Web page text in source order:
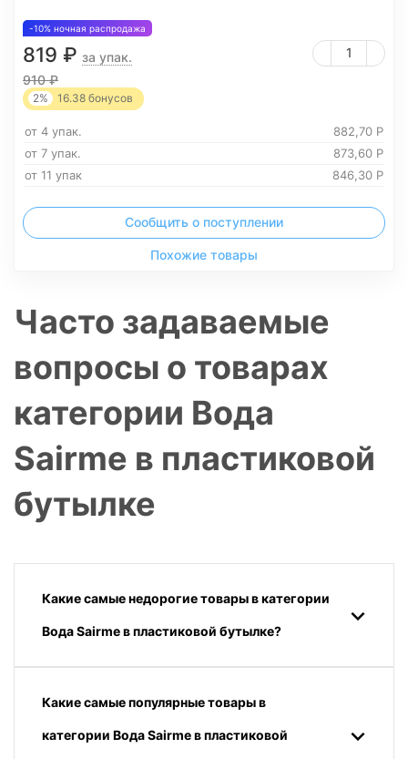
-10% ночная распродажа
819 ₽ за упак.
910₽
2% 16.38 бонусов
от 4 упак. 882,70 Р
от 7 упак.
873,60 Р
от 11 упак
846,30 Р
Сообщить о поступлении
Похожие товары
Часто задаваемые
вопросы о товарах
категории Вода
Sairme в пластиковой
бутылке
Какие самые недорогие товары в категории
Вода Sairme в пластиковой бутылке?
Какие самые популярные товары в
категории Вода Sairme в пластиковой